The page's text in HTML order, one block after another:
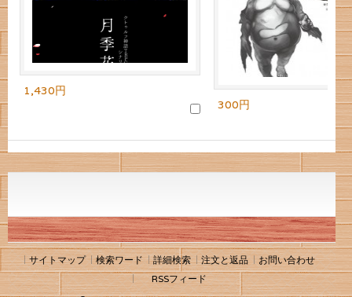
1,430円
300円
サイトマップ 検索ワード 詳細検索 注文と返品
お問い合わせ
RSSフィード